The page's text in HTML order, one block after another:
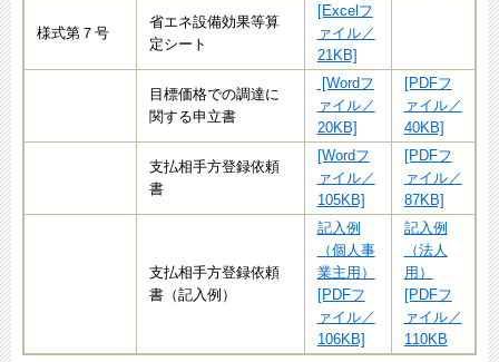
様式第７号
省エネ設備効果等算
定シート
[Excelフ
ァイル／
21KB]
目標価格での調達に
関する申立書
[Wordフ
ァイル／
20KB]
[PDFフ
ァイル／
40KB]
支払相手方登録依頼
書
[Wordフ
ァイル／
105KB]
[PDFフ
ァイル／
87KB]
支払相手方登録依頼
書（記入例）
記入例
（個人事
業主用）
[PDFフ
ァイル／
106KB]
記入例
（法人
用）
[PDFフ
ァイル／
110KB